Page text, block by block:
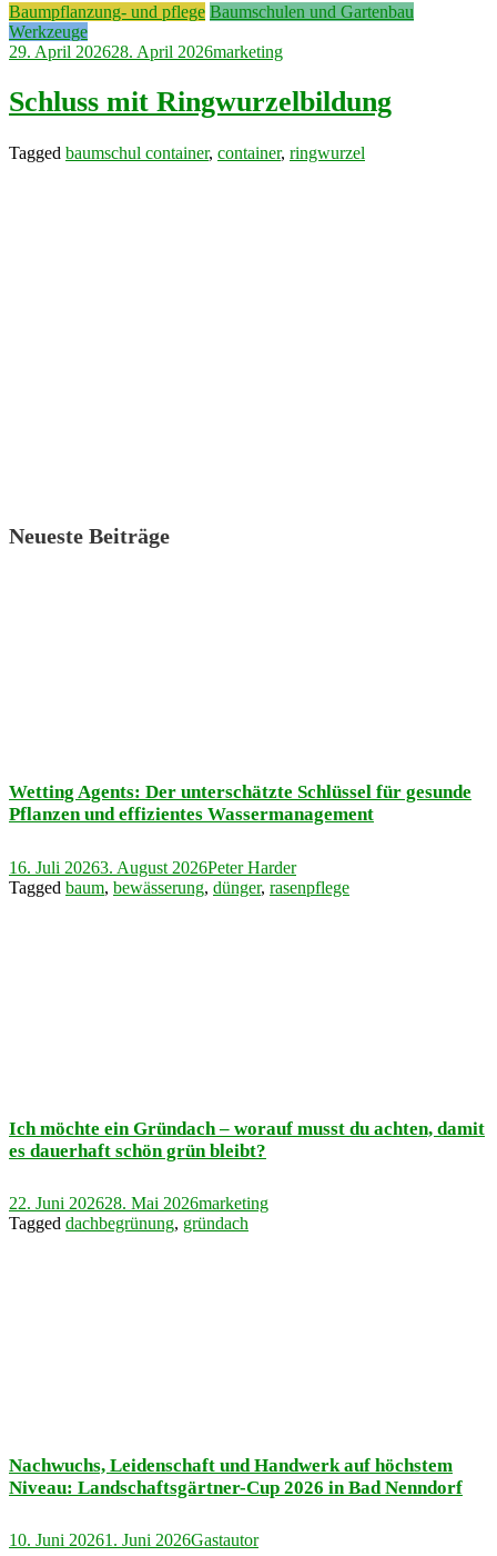
Baumpflanzung- und pflege Baumschulen und Gartenbau
Werkzeuge
29. April 202628. April 2026marketing
Schluss mit Ringwurzelbildung
Tagged baumschul container, container, ringwurzel
Neueste Beiträge
Wetting Agents: Der unterschätzte Schlüssel für gesunde
Pflanzen und effizientes Wassermanagement
16. Juli 20263. August 2026Peter Harder
Tagged baum, bewässerung, dünger, rasenpflege
Ich möchte ein Gründach – worauf musst du achten, damit
es dauerhaft schön grün bleibt?
22. Juni 202628. Mai 2026marketing
Tagged dachbegrünung, gründach
Nachwuchs, Leidenschaft und Handwerk auf höchstem
Niveau: Landschaftsgärtner-Cup 2026 in Bad Nenndorf
10. Juni 20261. Juni 2026Gastautor